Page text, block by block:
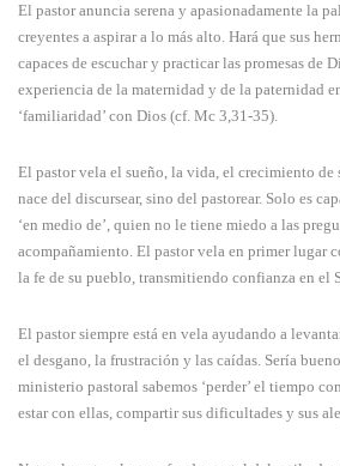
El pastor anuncia serena y apasionadamente la
creyentes a aspirar a lo más alto. Hará que sus
capaces de escuchar y practicar las promesas de
experiencia de la maternidad y de la paternidad
‘familiaridad’ con Dios (cf. Mc 3,31-35).
El pastor vela el sueño, la vida, el crecimiento de
nace del discursear, sino del pastorear. Solo es
‘en medio de’, quien no le tiene miedo a las
acompañamiento. El pastor vela en primer lugar
la fe de su pueblo, transmitiendo confianza en el
El pastor siempre está en vela ayudando a
el desgano, la frustración y las caídas. Sería
ministerio pastoral sabemos ‘perder’ el tiempo
estar con ellas, compartir sus dificultades y sus